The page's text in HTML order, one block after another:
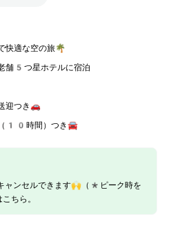
快適な空の旅🌴
舗5つ星ホテルに宿泊
迎つき🚗
（10時間）つき🚘
ンセルできます🙌（*ピーク時を
こちら。